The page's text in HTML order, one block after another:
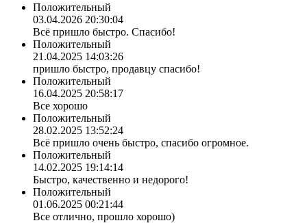
Положительный
03.04.2026 20:30:04
Всё пришло быстро. Спасибо!
Положительный
21.04.2025 14:03:26
пришло быстро, продавцу спасибо!
Положительный
16.04.2025 20:58:17
Все хорошо
Положительный
28.02.2025 13:52:24
Всё пришло очень быстро, спасибо огромное.
Положительный
14.02.2025 19:14:14
Быстро, качественно и недорого!
Положительный
01.06.2025 00:21:44
Все отлично, прошло хорошо)